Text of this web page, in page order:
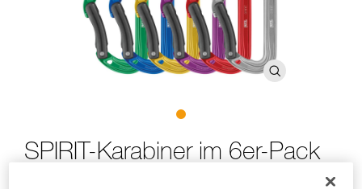
SPIRIT-Karabiner im 6er-Pack